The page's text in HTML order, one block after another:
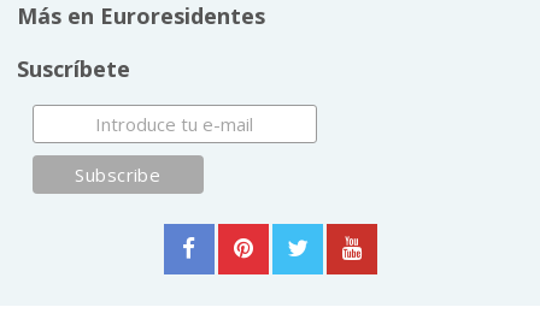
Más en Euroresidentes
Suscríbete